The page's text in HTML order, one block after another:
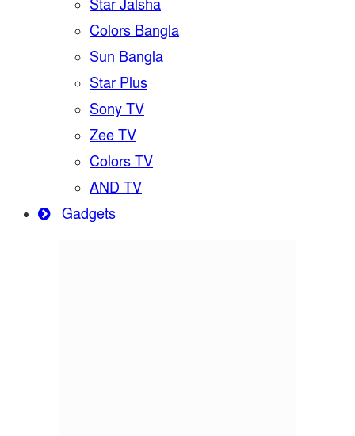
Star Jalsha
Colors Bangla
Sun Bangla
Star Plus
Sony TV
Zee TV
Colors TV
AND TV
Gadgets